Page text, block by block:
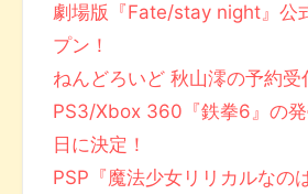
劇場版『Fate/stay night』公
プン！
ねんどろいど 秋山澪の予約受
PS3/Xbox 360『鉄拳6』の
日に決定！
PSP『魔法少女リリカルなの